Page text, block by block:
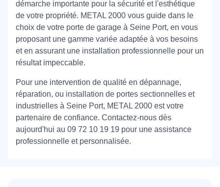
démarche importante pour la sécurité et l'esthétique
de votre propriété. METAL 2000 vous guide dans le
choix de votre porte de garage à Seine Port, en vous
proposant une gamme variée adaptée à vos besoins
et en assurant une installation professionnelle pour un
résultat impeccable.
Pour une intervention de qualité en dépannage,
réparation, ou installation de portes sectionnelles et
industrielles à Seine Port, METAL 2000 est votre
partenaire de confiance. Contactez-nous dès
aujourd'hui au 09 72 10 19 19 pour une assistance
professionnelle et personnalisée.